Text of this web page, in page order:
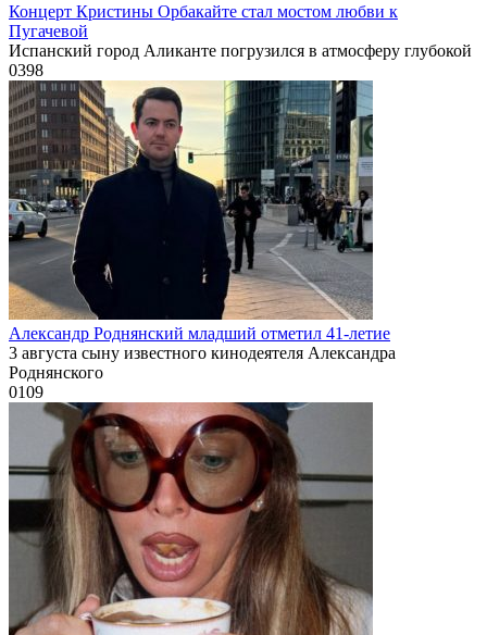
Концерт Кристины Орбакайте стал мостом любви к
Пугачевой
Испанский город Аликанте погрузился в атмосферу глубокой
0398
Александр Роднянский младший отметил 41-летие
3 августа сыну известного кинодеятеля Александра
Роднянского
0109